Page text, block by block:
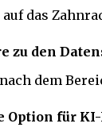
das
zu den
dem
Option für